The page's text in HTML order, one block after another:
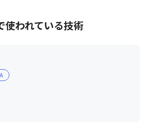
が優しく回答してくれます。
月実施
キャリアの相談のみならず、ここで発
厚生や社内制度も多数あり、社員の声
を実感できる場でもあります。
使われている技術